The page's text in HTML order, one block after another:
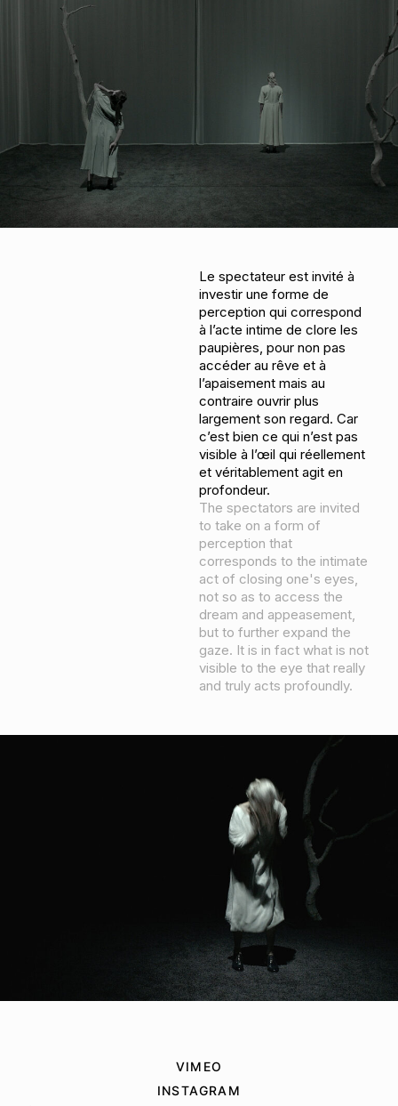
Le spectateur est invité à
investir une forme de
perception qui correspond
à l’acte intime de clore les
paupières, pour non pas
accéder au rêve et à
l’apaisement mais au
contraire ouvrir plus
largement son regard. Car
c’est bien ce qui n’est pas
visible à l’œil qui réellement
et véritablement agit en
profondeur.
The spectators are invited
to take on a form of
perception that
corresponds to the intimate
act of closing one's eyes,
not so as to access the
dream and appeasement,
but to further expand the
gaze. It is in fact what is not
visible to the eye that really
and truly acts profoundly.
VIMEO
INSTAGRAM